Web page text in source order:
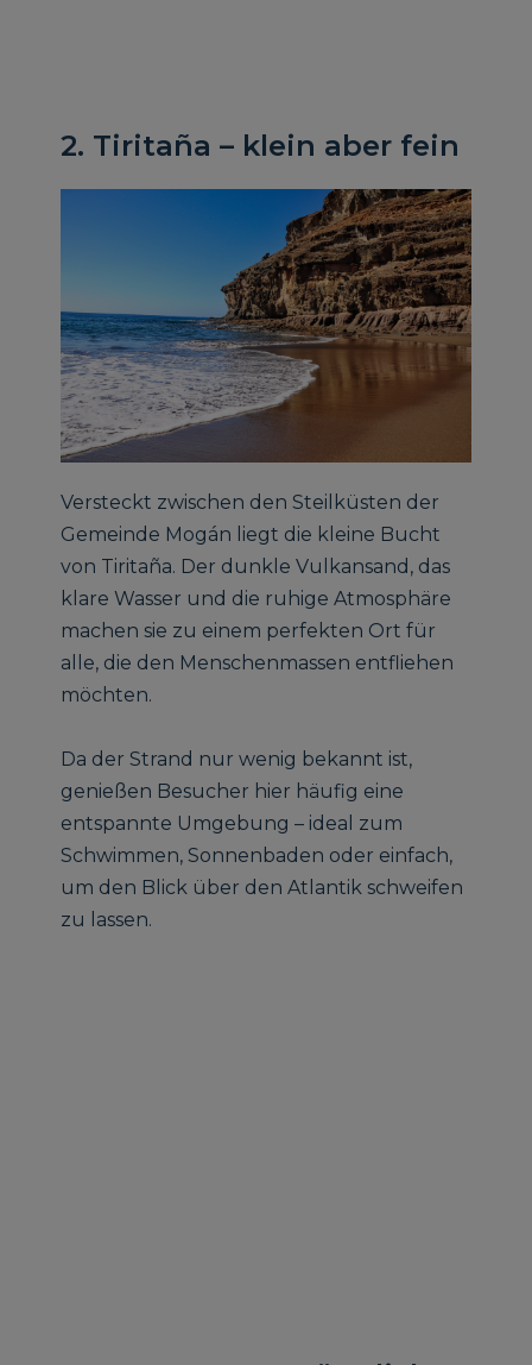
2. Tiritaña – klein aber fein
Versteckt zwischen den Steilküsten der
Gemeinde Mogán liegt die kleine Bucht
von Tiritaña. Der dunkle Vulkansand, das
klare Wasser und die ruhige Atmosphäre
machen sie zu einem perfekten Ort für
alle, die den Menschenmassen entfliehen
möchten.
Da der Strand nur wenig bekannt ist,
genießen Besucher hier häufig eine
entspannte Umgebung – ideal zum
Schwimmen, Sonnenbaden oder einfach,
um den Blick über den Atlantik schweifen
zu lassen.